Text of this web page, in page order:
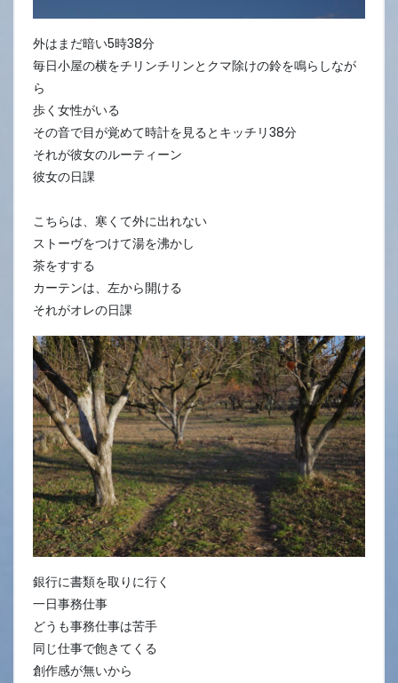
外はまだ暗い5時38分
毎日小屋の横をチリンチリンとクマ除けの鈴を鳴らしなが
ら
歩く女性がいる
その音で目が覚めて時計を見るとキッチリ38分
それが彼女のルーティーン
彼女の日課
こちらは、寒くて外に出れない
ストーヴをつけて湯を沸かし
茶をすする
カーテンは、左から開ける
それがオレの日課
銀行に書類を取りに行く
一日事務仕事
どうも事務仕事は苦手
同じ仕事で飽きてくる
創作感が無いから